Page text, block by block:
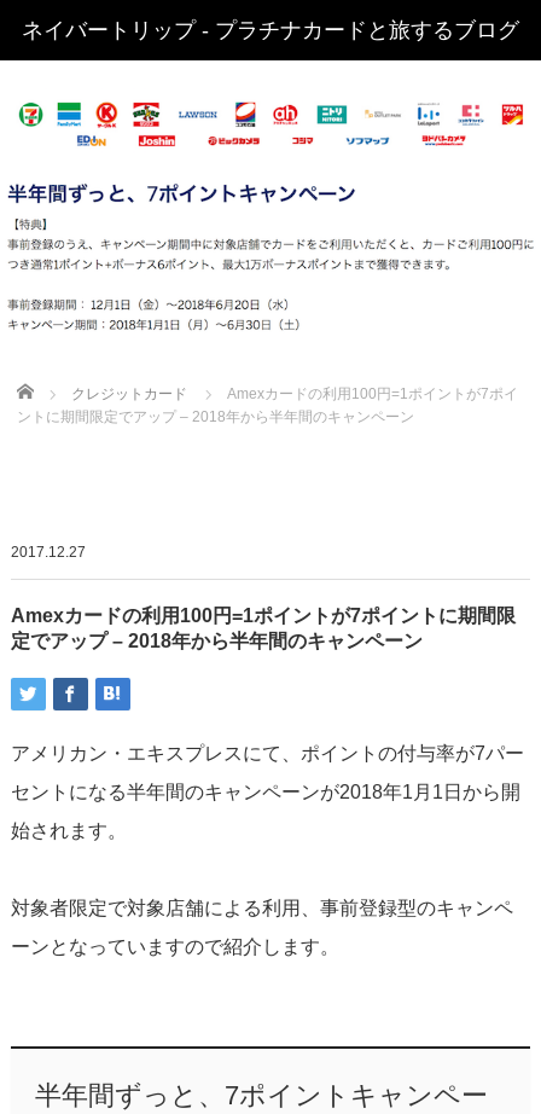
ネイバートリップ - プラチナカードと旅するブログ
Home クレジットカード
Amexカードの利用100円=1ポイントが7ポイ
ントに期間限定でアップ – 2018年から半年間のキャンペーン
2017.12.27
Amexカードの利用100円=1ポイントが7ポイントに期間限
定でアップ – 2018年から半年間のキャンペーン
アメリカン・エキスプレスにて、ポイントの付与率が7パー
セントになる半年間のキャンペーンが2018年1月1日から開
始されます。
対象者限定で対象店舗による利用、事前登録型のキャンペ
ーンとなっていますので紹介します。
半年間ずっと、7ポイントキャンペー